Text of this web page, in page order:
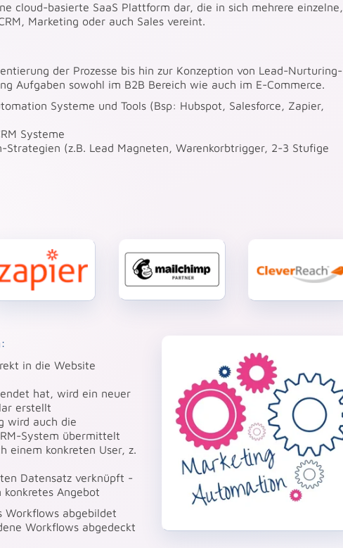
cloud-basierte SaaS Plattform dar, die in sich mehrere einzelne,
Marketing oder auch Sales vereint.
der Prozesse bis hin zur Konzeption von Lead-Nurturing-
Aufgaben sowohl im B2B Bereich wie auch im E-Commerce.
Systeme und Tools (Bsp: Hubspot, Salesforce, Zapier,
Systeme
(z.B. Lead Magneten, Warenkorbtrigger, 2-3 Stufige
in die Website
hat, wird ein neuer
erstellt
wird auch die
System übermittelt
einem konkreten User, z.
Datensatz verknüpft -
Angebot
Workflows abgebildet
Workflows abgedeckt